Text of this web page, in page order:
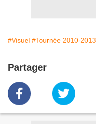
#Visuel #Tournée 2010-2013
Partager